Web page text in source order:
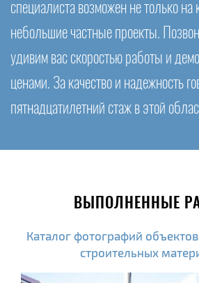
специалиста возможен не только на
небольшие частные проекты.
удивим вас скоростью работы и
ценами. За качество и надежность
пятнадцатилетний стаж в этой
ВЫПОЛНЕННЫЕ
Каталог фотографий
строительных